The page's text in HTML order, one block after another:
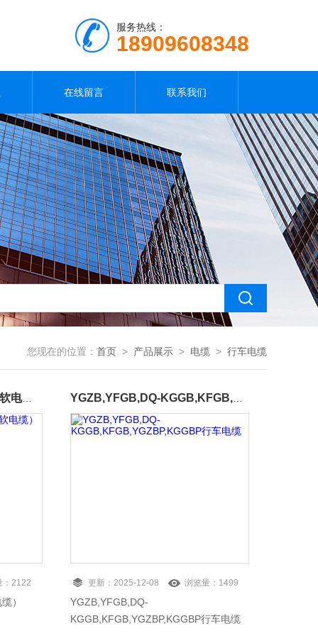
服务热线：
18909608348
在线留言 联系我们
您现在的位置： 首页 > 产品展示 > 电缆 > 行车电缆
电动葫芦电缆（多芯移动型软电缆）
：2122
）
YGZB,YFGB,DQ-KGGB,KFGB,YGZBP,KGGBP行车电缆
更新： 2025-12-08 浏览量： 1499
YGZB,YFGB,DQ-
KGGB,KFGB,YGZBP,KGGBP行车电缆